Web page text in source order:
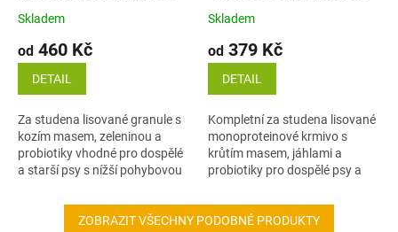
lisované za studena
Skladem
od 460 Kč
DETAIL
Za studena lisované granule s
kozím masem, zeleninou a
probiotiky vhodné pro dospělé
a starší psy s nížší pohybovou
lisované za studena
Skladem
od 379 Kč
DETAIL
Kompletní za studena lisované
monoproteinové krmivo s
krůtím masem, jáhlami a
probiotiky pro dospělé psy a
plemen.
ZOBRAZIT VŠECHNY PODOBNÉ PRODUKTY